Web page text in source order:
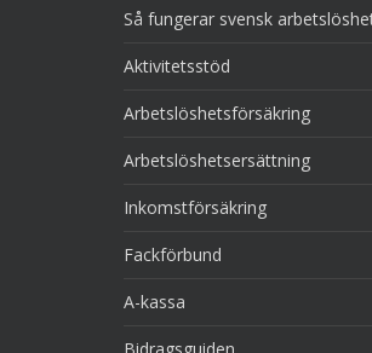
Så fungerar svensk
Aktivitetsstöd
Arbetslöshetsförsäkring
Arbetslöshetsersättning
Inkomstförsäkring
Fackförbund
A-kassa